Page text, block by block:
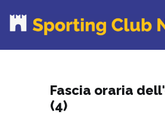
PROVA IL CLUB
CORSI
Fascia oraria
(4)